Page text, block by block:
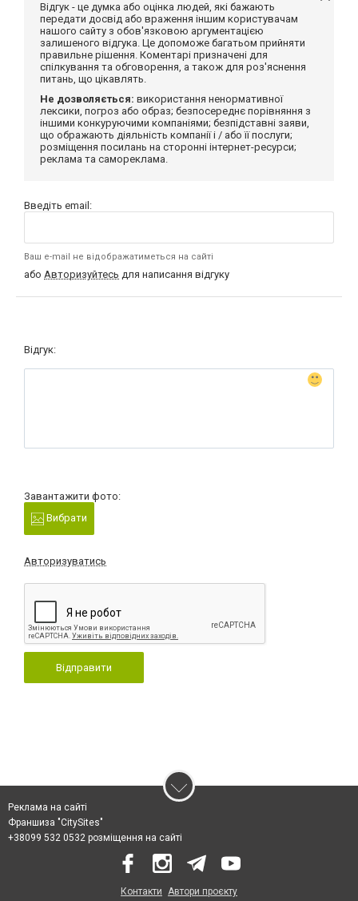
Відгук - це думка або оцінка людей, які бажають
передати досвід або враження іншим користувачам
нашого сайту з обов'язковою аргументацією
залишеного відгука. Це допоможе багатьом прийняти
правильне рішення. Коментарі призначені для
спілкування та обговорення, а також для роз'яснення
питань, що цікавлять.
Не дозволяється: використання ненормативної
лексики, погроз або образ; безпосереднє порівняння з
іншими конкуруючими компаніями; безпідставні заяви,
що ображають діяльність компанії і / або її послуги;
розміщення посилань на сторонні інтернет-ресурси;
реклама та самореклама.
Введіть email:
Ваш e-mail не відображатиметься на сайті
або Авторизуйтесь для написання відгуку
Відгук:
Завантажити фото:
Вибрати
Авторизуватись
Відправити
Реклама на сайті
Франшиза "CitySites"
+38099 532 0532 розміщення на сайті
Контакти Автори проєкту